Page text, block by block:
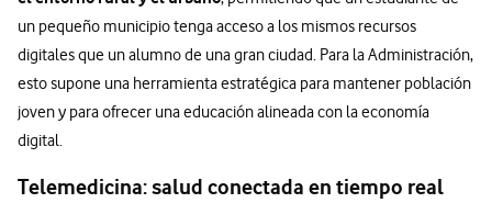
un pequeño municipio tenga acceso a los mismos recursos
digitales que un alumno de una gran ciudad. Para la Administración,
esto supone una herramienta estratégica para mantener población
joven y para ofrecer una educación alineada con la economía
digital.
Telemedicina: salud conectada en tiempo real